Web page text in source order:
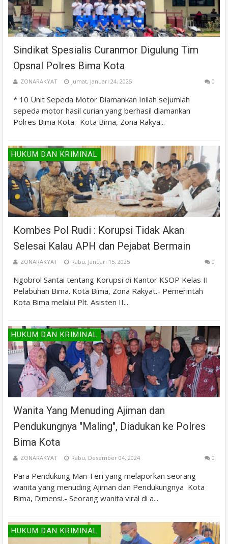
Sindikat Spesialis Curanmor Digulung Tim
Opsnal Polres Bima Kota
ZONARAKYAT Jumat, Januari 24, 2025 0
* 10 Unit Sepeda Motor Diamankan Inilah sejumlah
sepeda motor hasil curian yang berhasil diamankan
Polres Bima Kota. Kota Bima, Zona Rakya...
HUKUM DAN KRIMINAL
Kombes Pol Rudi : Korupsi Tidak Akan
Selesai Kalau APH dan Pejabat Bermain
ZONARAKYAT Rabu, Januari 15, 2025 0
Ngobrol Santai tentang Korupsi di Kantor KSOP Kelas II
Pelabuhan Bima. Kota Bima, Zona Rakyat.- Pemerintah
Kota Bima melalui Plt. Asisten II...
HUKUM DAN KRIMINAL
Wanita Yang Menuding Ajiman dan
Pendukungnya "Maling", Diadukan ke Polres
Bima Kota
ZONARAKYAT Rabu, Desember 04, 2024 0
Para Pendukung Man-Feri yang melaporkan seorang
wanita yang menuding Ajiman dan Pendukungnya Kota
Bima, Dimensi.- Seorang wanita viral di a...
HUKUM DAN KRIMINAL